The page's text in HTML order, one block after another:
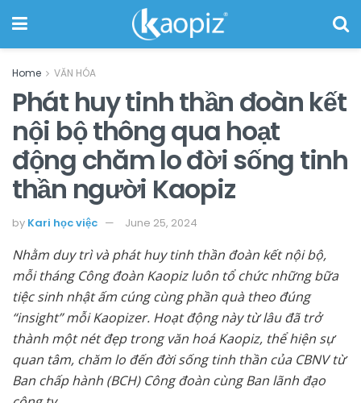
Home VĂN HÓA
Phát huy tinh thần đoàn kết
nội bộ thông qua hoạt
động chăm lo đời sống tinh
thần người Kaopiz
by Kari học việc June 25, 2024
Nhằm duy trì và phát huy tinh thần đoàn kết nội bộ,
mỗi tháng Công đoàn Kaopiz luôn tổ chức những bữa
tiệc sinh nhật ấm cúng cùng phần quà theo đúng
“insight” mỗi Kaopizer. Hoạt động này từ lâu đã trở
thành một nét đẹp trong văn hoá Kaopiz, thể hiện sự
quan tâm, chăm lo đến đời sống tinh thần của CBNV từ
Ban chấp hành (BCH) Công đoàn cùng Ban lãnh đạo